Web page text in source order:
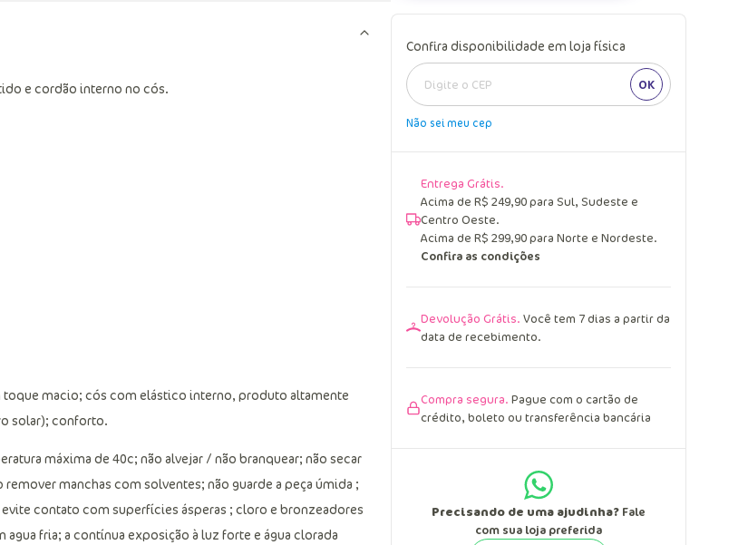
e cordão interno no cós.
macio; cós com elástico interno, produto altamente
solar); conforto.
máxima de 40c; não alvejar / não branquear; não secar
manchas com solventes; não guarde a peça úmida ;
contato com superfícies ásperas ; cloro e bronzeadores
fria; a contínua exposição à luz forte e água clorada
Confira disponibilidade em loja física
OK
Não sei meu cep
Entrega Grátis.
Acima de R$ 249,90 para Sul, Sudeste e
Centro Oeste.
Acima de R$ 299,90 para Norte e Nordeste.
Confira as condições
Devolução Grátis. Você tem 7 dias a partir da
data de recebimento.
Compra segura. Pague com o cartão de
crédito, boleto ou transferência bancária
Precisando de uma ajudinha? Fale
com sua loja preferida